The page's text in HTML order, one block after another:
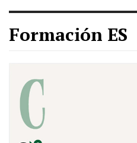
Formación ES